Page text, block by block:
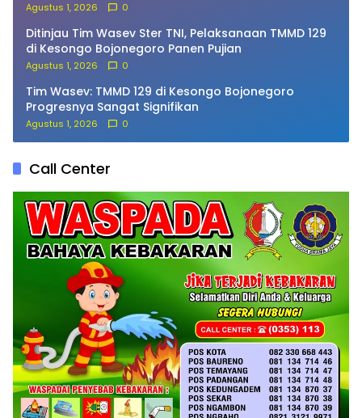
Agustus 1, 2026 0
Ditinjau Tim Wasev Ster TNI, Pelaksanaan TMMD 129
di Kesongo Bojonegoro Panen Pujian
Agustus 1, 2026 0
Tim Wasev: TMMD 129 di Kesongo Bojonegoro
Progresnya Sangat Signifikan
Agustus 1, 2026 0
Call Center